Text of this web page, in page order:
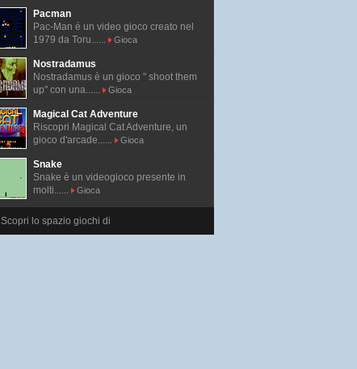
Pacman
Pac-Man é un video gioco creato nel
1979 da Toru......
Gioca
Nostradamus
Nostradamus è un gioco " shoot them
up" con una......
Gioca
Magical Cat Adventure
Riscopri Magical Cat Adventure, un
gioco d'arcade......
Gioca
Snake
Snake è un videogioco presente in
molti......
Gioca
Scopri lo spazio giochi di